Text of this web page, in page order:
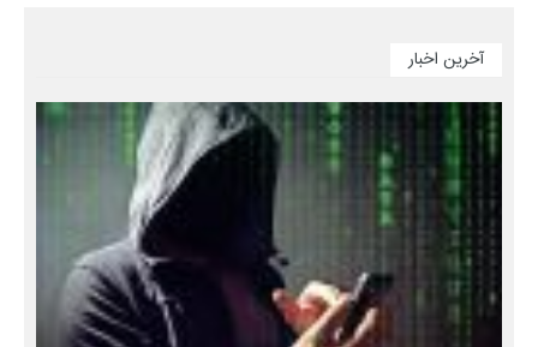
آخرین اخبار